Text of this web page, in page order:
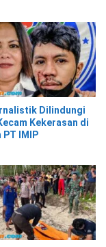
Dilindungi
Kekerasan di
PT IMIP